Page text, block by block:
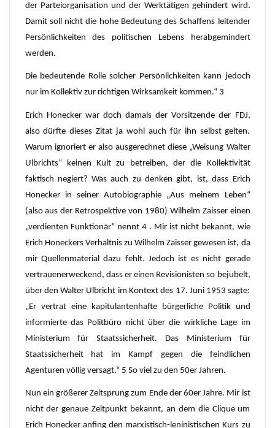
der Parteiorganisation und der Werktätigen gehindert wird.
Damit soll nicht die hohe Bedeutung des Schaffens leitender
Persönlichkeiten des politischen Lebens herabgemindert
werden.
Die bedeutende Rolle solcher Persönlichkeiten kann jedoch
nur im Kollektiv zur richtigen Wirksamkeit kommen.“ 3
Erich Honecker war doch damals der Vorsitzende der FDJ,
also dürfte dieses Zitat ja wohl auch für ihn selbst gelten.
Warum ignoriert er also ausgerechnet diese „Weisung Walter
Ulbrichts“ keinen Kult zu betreiben, der die Kollektivität
faktisch negiert? Was auch zu denken gibt, ist, dass Erich
Honecker in seiner Autobiographie „Aus meinem Leben“
(also aus der Retrospektive von 1980) Wilhelm Zaisser einen
„verdienten Funktionär“ nennt 4 . Mir ist nicht bekannt, wie
Erich Honeckers Verhältnis zu Wilhelm Zaisser gewesen ist, da
mir Quellenmaterial dazu fehlt. Jedoch ist es nicht gerade
vertrauenerweckend, dass er einen Revisionisten so bejubelt,
über den Walter Ulbricht im Kontext des 17. Juni 1953 sagte:
„Er vertrat eine kapitulantenhafte bürgerliche Politik und
informierte das Politbüro nicht über die wirkliche Lage im
Ministerium für Staatssicherheit. Das Ministerium für
Staatssicherheit hat im Kampf gegen die feindlichen
Agenturen völlig versagt.“ 5 So viel zu den 50er Jahren.
Nun ein größerer Zeitsprung zum Ende der 60er Jahre. Mir ist
nicht der genaue Zeitpunkt bekannt, an dem die Clique um
Erich Honecker anfing den marxistisch-leninistischen Kurs zu